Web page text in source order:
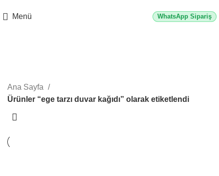
Menü WhatsApp Sipariş
Kategoriler
Ana Sayfa
Ürünler “ege tarzı duvar kağıdı” olarak etiketlendi